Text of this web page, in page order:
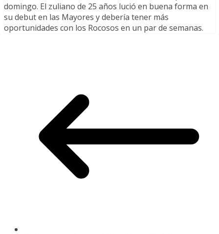
domingo. El zuliano de 25 años lució en buena forma en
su debut en las Mayores y debería tener más
oportunidades con los Rocosos en un par de semanas.